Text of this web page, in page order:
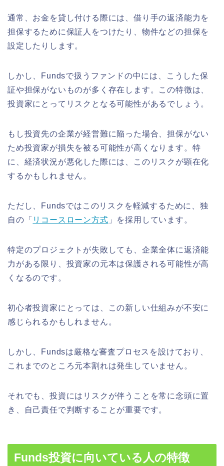
通常、お金を貸し付ける際には、借り手の返済能力を
担保するために保証人をつけたり、物件などの担保を
設定したりします。
しかし、Fundsで扱うファンドの中には、こうした保
証や担保がないものが多く存在します。この特徴は、
投資家にとってリスクとなる可能性があるでしょう。
もし投資先の企業が経営難に陥った場合、担保がない
ため投資家が損失を被る可能性が高くなります。特
に、経済状況が悪化した際には、このリスクが顕在化
するかもしれません。
ただし、Fundsではこのリスクを軽減するために、独
自の「 リコースローン方式 」を採用しています。
特定のプロジェクトが失敗しても、企業全体に返済能
力がある限り、投資家の元本は保護される可能性が高
くなるのです。
初心者投資家にとっては、この新しい仕組みが不安に
感じられるかもしれません。
しかし、Fundsは厳格な審査プロセスを設けており、
これまでのところ元本割れは発生していません。
それでも、投資にはリスクが伴うことを常に念頭に置
き、自己責任で判断することが重要です。
Funds投資に向いている人の特徴